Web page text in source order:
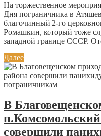
На торжественное
Дня пограничника в
благочинный 2-го
Ромашкин, который тоже
западной границе СССР.
Далее
В
совершили